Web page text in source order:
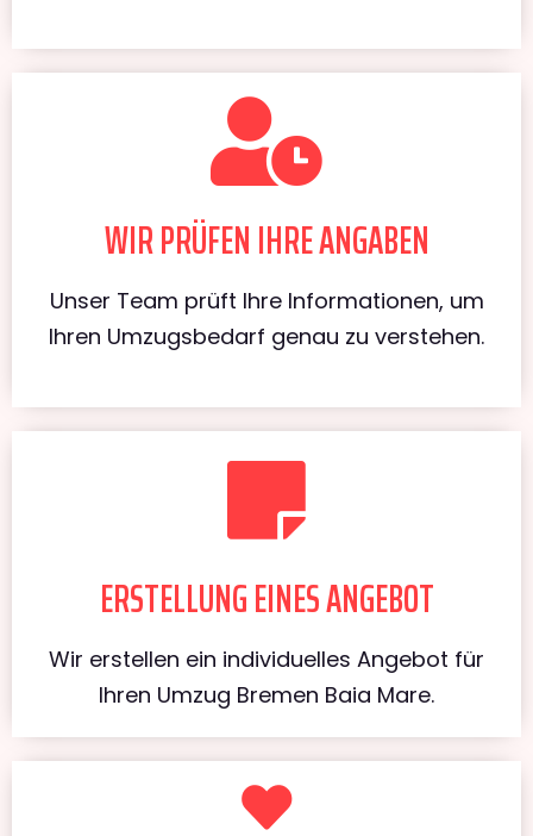
WIR PRÜFEN IHRE ANGABEN
Unser Team prüft Ihre Informationen, um
Ihren Umzugsbedarf genau zu verstehen.
ERSTELLUNG EINES ANGEBOT
Wir erstellen ein individuelles Angebot für
Ihren Umzug Bremen Baia Mare.